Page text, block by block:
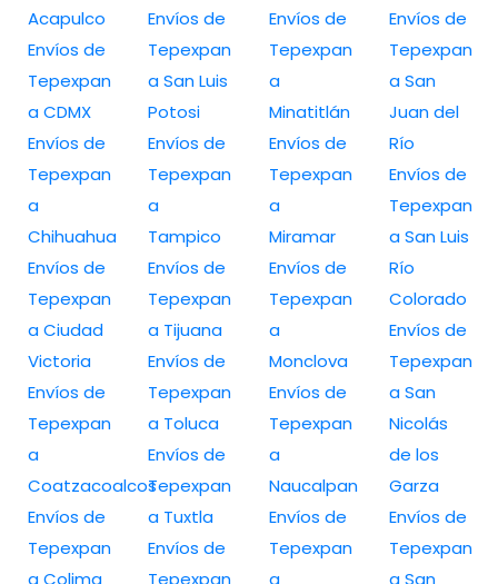
Acapulco
Envíos de
Tepexpan
a CDMX
Envíos de
Tepexpan
a
Chihuahua
Envíos de
Tepexpan
a Ciudad
Victoria
Envíos de
Tepexpan
a
Coatzacoalcos
Envíos de
Tepexpan
a Colima
Envíos de
Tepexpan
a San Luis
Potosi
Envíos de
Tepexpan
a
Tampico
Envíos de
Tepexpan
a Tijuana
Envíos de
Tepexpan
a Toluca
Envíos de
Tepexpan
a Tuxtla
Envíos de
Tepexpan
Envíos de
Tepexpan
a
Minatitlán
Envíos de
Tepexpan
a
Miramar
Envíos de
Tepexpan
a
Monclova
Envíos de
Tepexpan
a
Naucalpan
Envíos de
Tepexpan
a
Envíos de
Tepexpan
a San
Juan del
Río
Envíos de
Tepexpan
a San Luis
Río
Colorado
Envíos de
Tepexpan
a San
Nicolás
de los
Garza
Envíos de
Tepexpan
a San